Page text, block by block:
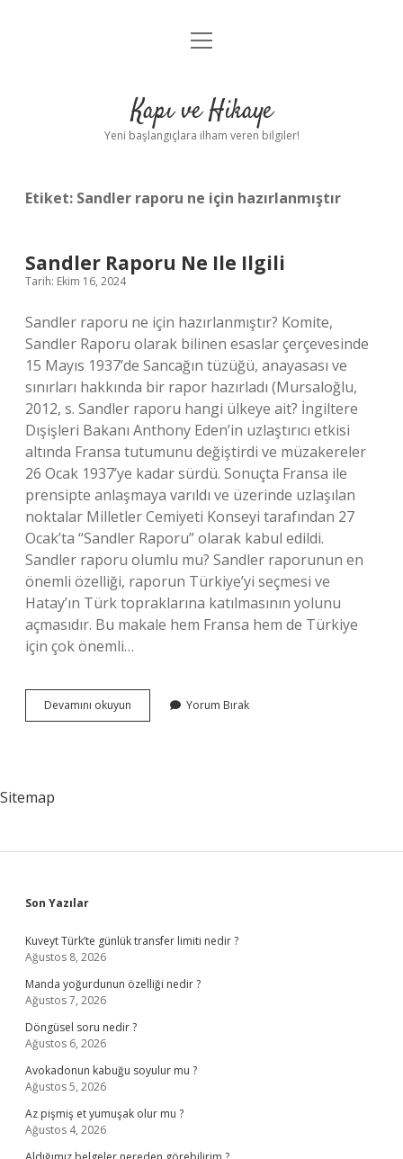
Anasayfa
Yasal Uyarı
menüyü
Kapı ve Hikaye
Yeni başlangıçlara ilham veren bilgiler!
Etiket: Sandler raporu ne için hazırlanmıştır
Sandler Raporu Ne Ile Ilgili
Tarih: Ekim 16, 2024
Sandler raporu ne için hazırlanmıştır? Komite,
Sandler Raporu olarak bilinen esaslar çerçevesinde
15 Mayıs 1937’de Sancağın tüzüğü, anayasası ve
sınırları hakkında bir rapor hazırladı (Mursaloğlu,
2012, s. Sandler raporu hangi ülkeye ait? İngiltere
Dışişleri Bakanı Anthony Eden’in uzlaştırıcı etkisi
altında Fransa tutumunu değiştirdi ve müzakereler
26 Ocak 1937’ye kadar sürdü. Sonuçta Fransa ile
prensipte anlaşmaya varıldı ve üzerinde uzlaşılan
noktalar Milletler Cemiyeti Konseyi tarafından 27
Ocak’ta “Sandler Raporu” olarak kabul edildi.
Sandler raporu olumlu mu? Sandler raporunun en
önemli özelliği, raporun Türkiye’yi seçmesi ve
Hatay’ın Türk topraklarına katılmasının yolunu
açmasıdır. Bu makale hem Fransa hem de Türkiye
için çok önemli…
Devamını okuyun
Raporu
Yorum Bırak
Sitemap
Sidebar
Son Yazılar
Kuveyt Türk’te günlük transfer limiti nedir ?
Ağustos 8, 2026
Manda yoğurdunun özelliği nedir ?
Ağustos 7, 2026
Döngüsel soru nedir ?
Ağustos 6, 2026
Avokadonun kabuğu soyulur mu ?
Ağustos 5, 2026
Az pişmiş et yumuşak olur mu ?
Ağustos 4, 2026